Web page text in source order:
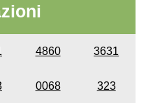
4860 3631
0068 323